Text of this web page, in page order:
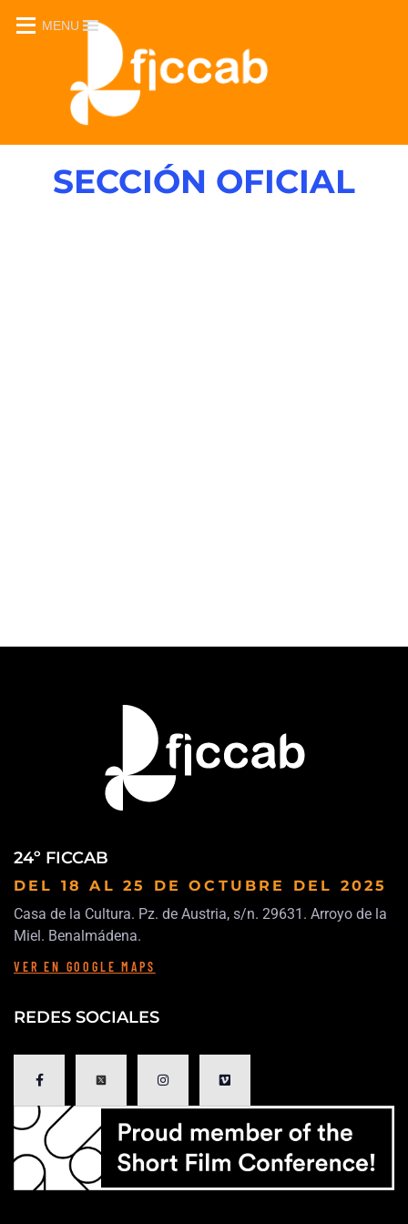
MENU
SECCIÓN OFICIAL
24º FICCAB
DEL 18 AL 25 DE OCTUBRE
DEL 2025
Casa de la Cultura. Pz. de Austria, s/n. 29631. Arroyo de la
Miel. Benalmádena.
VER EN GOOGLE MAPS
REDES SOCIALES